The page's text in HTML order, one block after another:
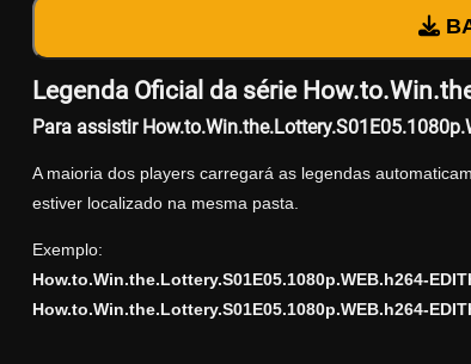
Legenda Oficial da série
Para assistir
A maioria dos players carregará as legendas
estiver localizado na mesma pasta.
Exemplo:
How.to.Win.the.Lottery.S01E05.1080p.WEB.h264-
How.to.Win.the.Lottery.S01E05.1080p.WEB.h264-